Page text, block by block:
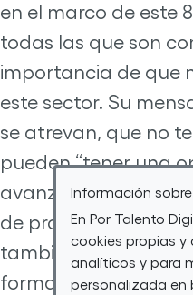
Información
En Por Talento
cookies propias y
analíticos y para
personalizada en
en el marco de este
todas las que son
importancia de que
este sector. Su
se atrevan, que no
pueden “tener una
avanzando”.
de profesiones no
también es para las
formarse en